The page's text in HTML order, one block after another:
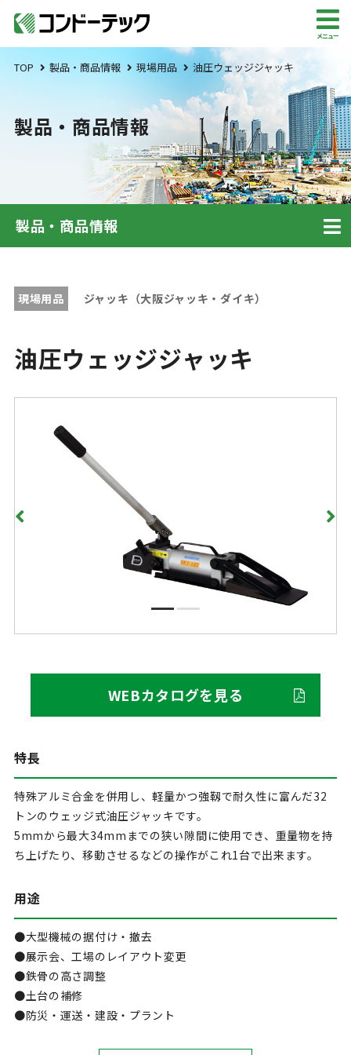
メニュー
TOP 製品・商品情報 現場用品 油圧ウェッジジャッキ
製品・商品情報
製品・商品情報
現場用品 ジャッキ（大阪ジャッキ・ダイキ）
油圧ウェッジジャッキ
WEBカタログを見る
特長
特殊アルミ合金を併用し、軽量かつ強靱で耐久性に富んだ32
トンのウェッジ式油圧ジャッキです。
5mmから最大34mmまでの狭い隙間に使用でき、重量物を持
ち上げたり、移動させるなどの操作がこれ1台で出来ます。
用途
●大型機械の据付け・撤去
●展示会、工場のレイアウト変更
●鉄骨の高さ調整
●土台の補修
●防災・運送・建設・プラント